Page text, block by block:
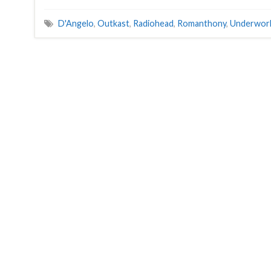
D'Angelo, Outkast, Radiohead, Romanthony,